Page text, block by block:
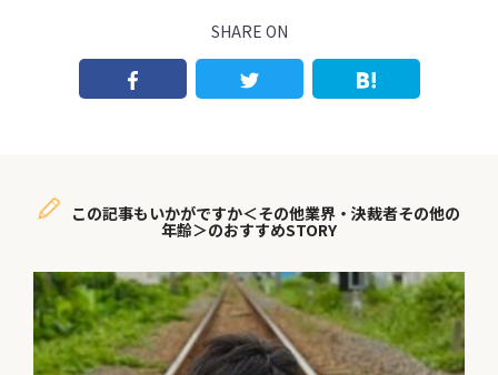
SHARE ON
この記事もいかがですか＜その他業界・決裁者その他の
年齢＞のおすすめSTORY